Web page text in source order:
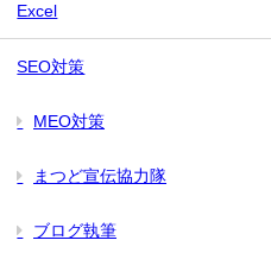
Excel
SEO対策
MEO対策
まつど宣伝協力隊
ブログ執筆